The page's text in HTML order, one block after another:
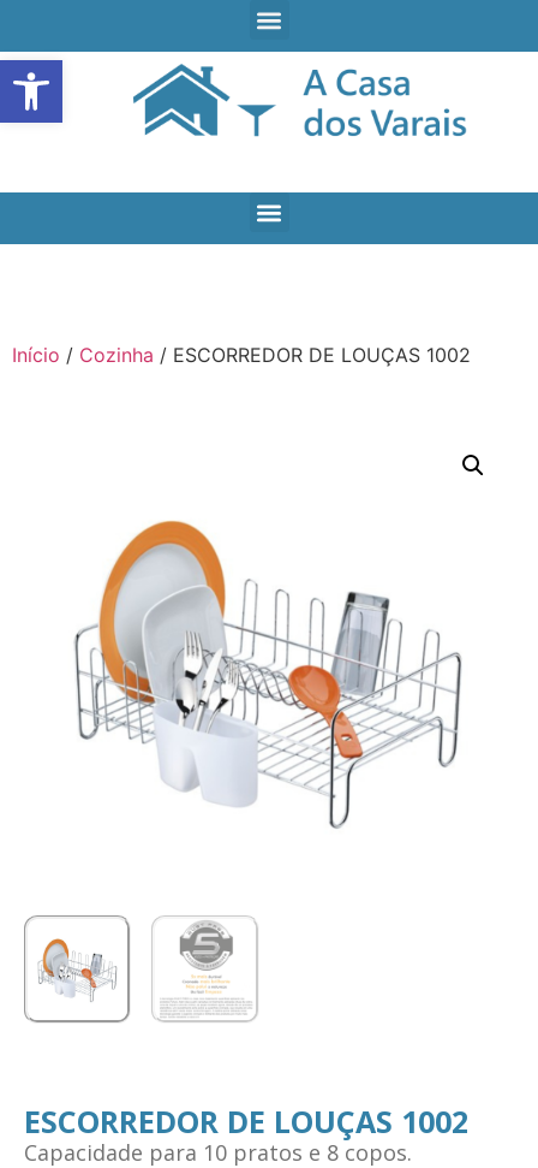
Open toolbar
Início / Cozinha / ESCORREDOR DE LOUÇAS 1002
ESCORREDOR DE LOUÇAS 1002
Capacidade para 10 pratos e 8 copos.